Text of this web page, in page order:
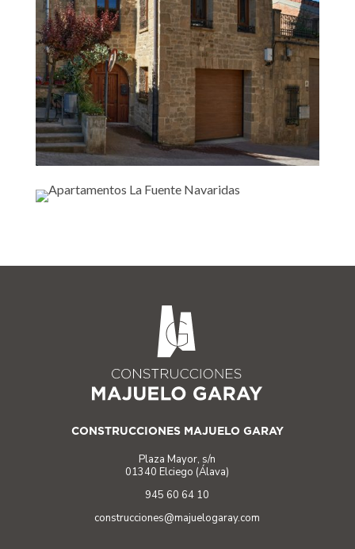
CONSTRUCCIONES MAJUELO GARAY
Plaza Mayor, s/n
01340 Elciego (Álava)
945 60 64 10
construcciones@majuelogaray.com